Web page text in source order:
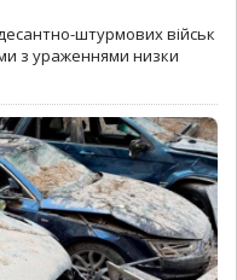
штурмових військ
з ураженнями низки